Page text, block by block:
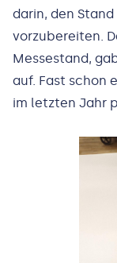
darin, den
vorzubereiten.
Messestand,
auf. Fast schon
im letzten Jahr